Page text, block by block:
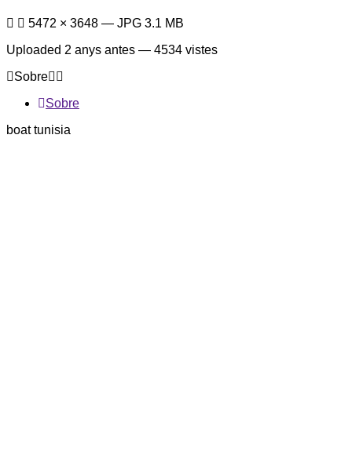
5472 × 3648 — JPG 3.1 MB
Uploaded 2 anys antes — 4534 vistes
Sobre
Sobre
boat tunisia